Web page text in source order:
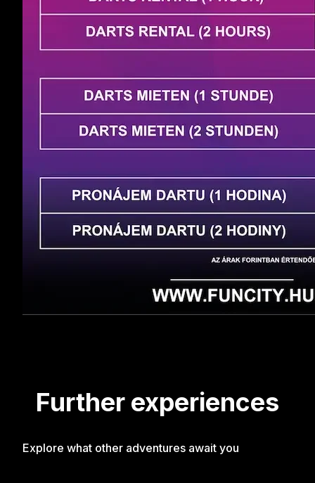
Further experiences
Explore what other adventures await you